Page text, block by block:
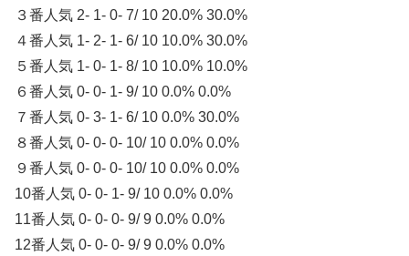
３番人気 2- 1- 0- 7/ 10 20.0% 30.0%
４番人気 1- 2- 1- 6/ 10 10.0% 30.0%
５番人気 1- 0- 1- 8/ 10 10.0% 10.0%
６番人気 0- 0- 1- 9/ 10 0.0% 0.0%
７番人気 0- 3- 1- 6/ 10 0.0% 30.0%
８番人気 0- 0- 0- 10/ 10 0.0% 0.0%
９番人気 0- 0- 0- 10/ 10 0.0% 0.0%
10番人気 0- 0- 1- 9/ 10 0.0% 0.0%
11番人気 0- 0- 0- 9/ 9 0.0% 0.0%
12番人気 0- 0- 0- 9/ 9 0.0% 0.0%